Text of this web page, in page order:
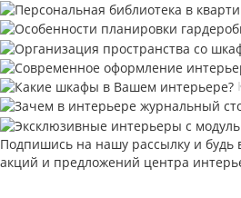
Подпишись на нашу рассылку и будь
акций и предложений центра